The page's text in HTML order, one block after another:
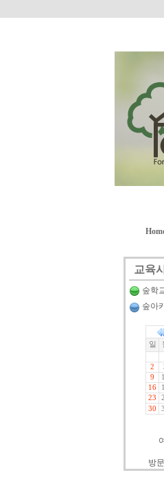
교육
숲학
숲아
방